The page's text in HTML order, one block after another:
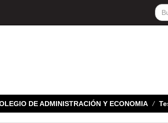
DE ADMINISTRACIÓN Y ECONOMIA